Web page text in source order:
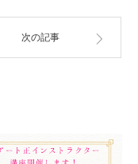
次の記事